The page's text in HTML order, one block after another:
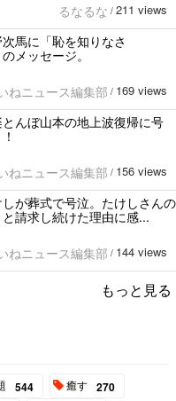
るなるな / 211 views
馬に「恥を知りなさ
メッセージ。
ねニュース編集部 / 169 views
んぼ山本の地上波復帰に号
ねニュース編集部 / 156 views
しが葬式で号泣。たけしさんの
請求し続けた理由に感...
ねニュース編集部 / 144 views
もっと見る
544 癒す 270